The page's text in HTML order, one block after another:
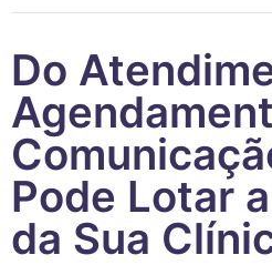
Do
Pode Lotar
da Sua